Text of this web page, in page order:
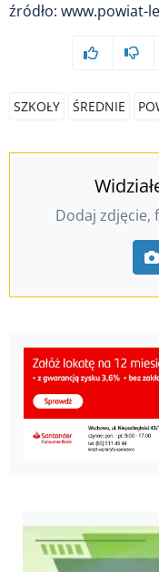
źródło: www.powiat-
SZKOŁY ŚREDNIE
Dodaj zdjęcie,